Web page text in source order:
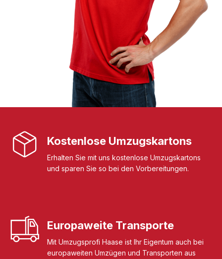
Kostenlose Umzugskartons
Erhalten Sie mit uns kostenlose Umzugskartons
und sparen Sie so bei den Vorbereitungen.
Europaweite Transporte
Mit Umzugsprofi Haase ist Ihr Eigentum auch bei
europaweiten Umzügen und Transporten aus